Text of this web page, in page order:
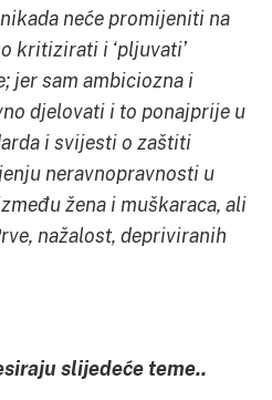
neće promijeniti na
kritizirati i ‘pljuvati’
jer sam ambiciozna i
djelovati i to ponajprije u
i svijesti o zaštiti
neravnopravnosti u
žena i muškaraca, ali
nažalost, depriviranih
slijedeće teme..